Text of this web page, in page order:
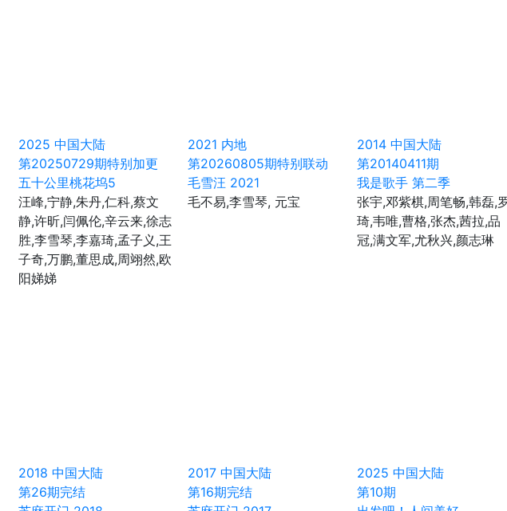
2025 中国大陆
第20250729期特别加更
五十公里桃花坞5
汪峰,宁静,朱丹,仁科,蔡文
静,许昕,闫佩伦,辛云来,徐志
胜,李雪琴,李嘉琦,孟子义,王
子奇,万鹏,董思成,周翊然,欧
阳娣娣
2021 内地
第20260805期特别联动
毛雪汪 2021
毛不易,李雪琴, 元宝
2014 中国大陆
第20140411期
我是歌手 第二季
张宇,邓紫棋,周笔畅,韩磊,
琦,韦唯,曹格,张杰,茜拉,品
冠,满文军,尤秋兴,颜志琳
2018 中国大陆
第26期完结
2017 中国大陆
第16期完结
2025 中国大陆
第10期